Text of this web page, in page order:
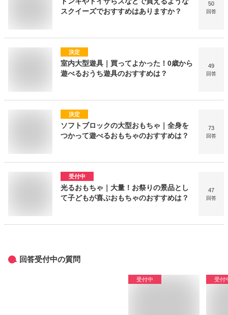
スクイーズでおすすめはありますか？
50
回答
決定
室内大型遊具｜買ってよかった！0歳から
遊べるおうち遊具のおすすめは？
49
回答
決定
ソフトブロックの大型おもちゃ｜全身を
つかって遊べるおもちゃのおすすめは？
73
回答
受付中
光るおもちゃ｜大量！お祭りの景品とし
て子どもが喜ぶおもちゃのおすすめは？
47
回答
回答受付中の質問
受付中 受付